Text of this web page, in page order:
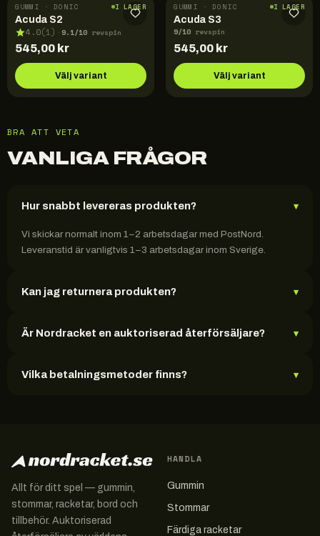
GUMMI · DONIC I LAGER
Acuda S2
4.0(1) · 9.1/10 revspin
545,00 kr
Välj variant
GUMMI · DONIC I LAGER
Acuda S3
9/10 revspin
545,00 kr
Välj variant
BRA ATT VETA
VANLIGA FRÅGOR
Hur snabbt levereras produkten? ▾
Vi skickar normalt inom 1–2 arbetsdagar med PostNord.
Leveranstid är vanligtvis 1–3 arbetsdagar inom Sverige.
Kan jag returnera produkten? ▾
Är Nordracket en auktoriserad återförsäljare? ▾
Vilka betalningsmetoder finns? ▾
Allt för ditt spel — gummin,
stommar, racketar, bord och
tillbehör. Auktoriserad
HANDLA
Gummin
Stommar
Färdiga racketar